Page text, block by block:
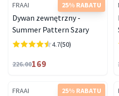
25% RABATU
FRAAI
Dywan zewnętrzny -
Summer Pattern Szary
4.7(50)
226.00169
25% RABATU
FRAAI